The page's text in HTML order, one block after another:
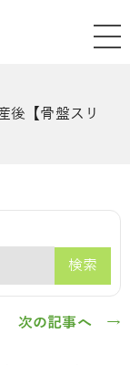
後【骨盤スリ
検索
次の記事へ →